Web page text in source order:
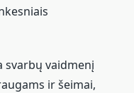
svarbų vaidmenį
ir šeimai,